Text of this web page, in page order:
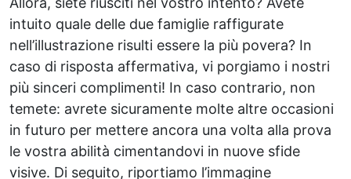
intuito quale delle due famiglie raffigurate
nell’illustrazione risulti essere la più povera? In
caso di risposta affermativa, vi porgiamo i nostri
più sinceri complimenti! In caso contrario, non
temete: avrete sicuramente molte altre occasioni
in futuro per mettere ancora una volta alla prova
le vostra abilità cimentandovi in nuove sfide
visive. Di seguito, riportiamo l’immagine